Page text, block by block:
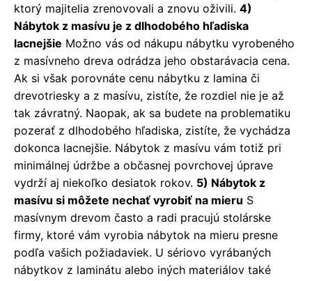
ktorý majitelia zrenovovali a znovu oživili. 4)
Nábytok z masívu je z dlhodobého hľadiska
lacnejšie Možno vás od nákupu nábytku vyrobeného
z masívneho dreva odrádza jeho obstarávacia cena.
Ak si však porovnáte cenu nábytku z lamina či
drevotriesky a z masívu, zistíte, že rozdiel nie je až
tak závratný. Naopak, ak sa budete na problematiku
pozerať z dlhodobého hľadiska, zistíte, že vychádza
dokonca lacnejšie. Nábytok z masívu vám totiž pri
minimálnej údržbe a občasnej povrchovej úprave
vydrží aj niekoľko desiatok rokov. 5) Nábytok z
masívu si môžete nechať vyrobiť na mieru S
masívnym drevom často a radi pracujú stolárske
firmy, ktoré vám vyrobia nábytok na mieru presne
podľa vašich požiadaviek. U sériovo vyrábaných
nábytkov z laminátu alebo iných materiálov také